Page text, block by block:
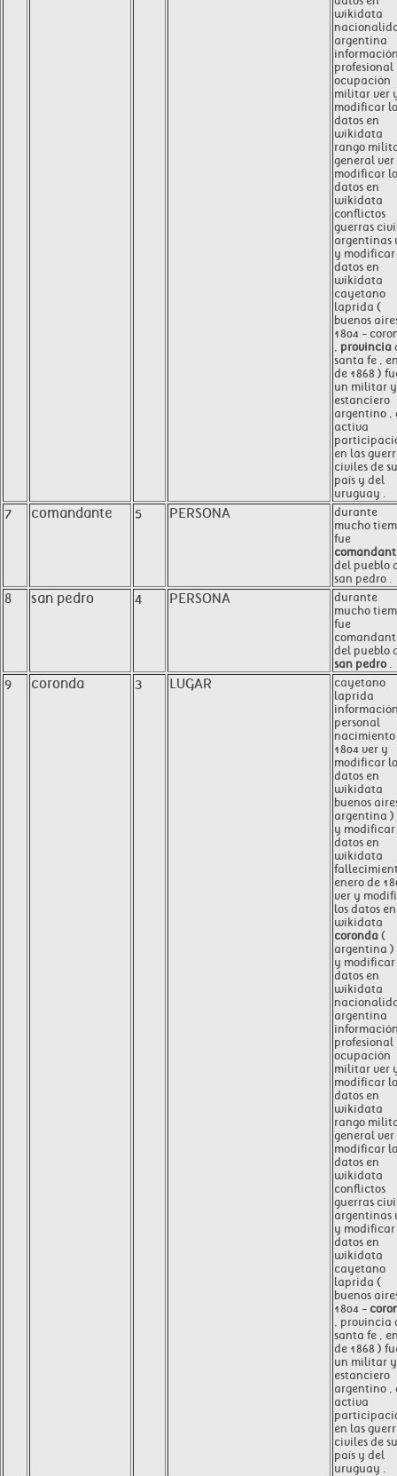
wikidata
argentina
profesional
ocupación
militar ver
modificar
datos en
wikidata
rango
general ver
modificar
datos en
wikidata
conflictos
guerras
argentinas
y modificar
datos en
wikidata
cayetano
laprida (
buenos
1804 -
, provincia
santa fe ,
de 1868 )
un militar y
estanciero
argentino ,
activa
en las
civiles de su
país y del
uruguay .
7 comandante 5 PERSONA
durante
mucho
fue
del pueblo
san pedro .
8 san pedro 4 PERSONA
durante
mucho
fue
del pueblo
san pedro.
9 coronda 3 LUGAR
cayetano
laprida
personal
nacimiento
1804 ver y
modificar
datos en
wikidata
buenos
argentina )
y modificar
datos en
wikidata
enero de
ver y
los datos en
wikidata
coronda (
argentina )
y modificar
datos en
wikidata
argentina
profesional
ocupación
militar ver
modificar
datos en
wikidata
rango
general ver
modificar
datos en
wikidata
conflictos
guerras
argentinas
y modificar
datos en
wikidata
cayetano
laprida (
buenos
1804 -
, provincia
santa fe ,
de 1868 )
un militar y
estanciero
argentino ,
activa
en las
civiles de su
país y del
uruguay .